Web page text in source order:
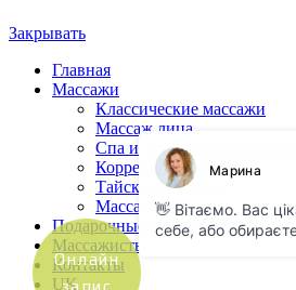
Закрывать
Главная
Массажи
Классические массажи
Массаж лица
Спа и экзотические
Коррекция фигуры
Тайские массажи
Массажи для пар
Подарочные сертификаты
Массажисты
Контакты
UK
Онлайн
запис